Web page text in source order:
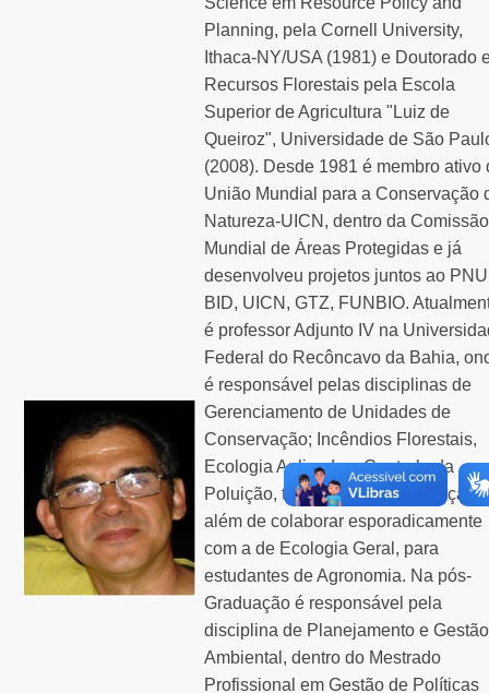
Planning, pela Cornell University,
Ithaca-NY/USA (1981) e Doutorado
Recursos Florestais pela Escola
Superior de Agricultura "Luiz de
Queiroz", Universidade de São
(2008). Desde 1981 é membro ativo
União Mundial para a Conservação
Natureza-UICN, dentro da Comissão
Mundial de Áreas Protegidas e já
desenvolveu projetos juntos ao
BID, UICN, GTZ, FUNBIO.
é professor Adjunto IV na
Federal do Recôncavo da Bahia,
é responsável pelas disciplinas de
Gerenciamento de Unidades de
Conservação; Incêndios Florestais,
Ecologia Aplicada e Controle da
Poluição, todas elas na Graduação,
além de colaborar esporadicamente
com a de Ecologia Geral, para
estudantes de Agronomia. Na pós-
Graduação é responsável pela
disciplina de Planejamento e Gestão
Ambiental, dentro do Mestrado
Profissional em Gestão de Políticas